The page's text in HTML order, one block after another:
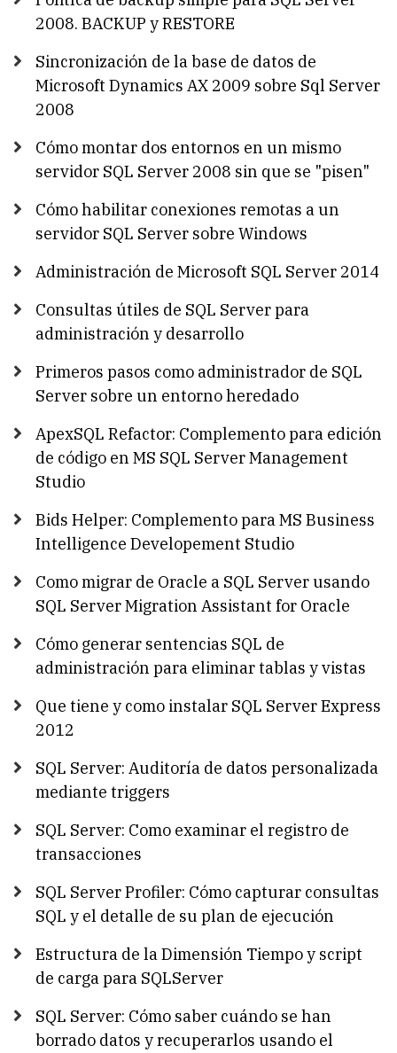
2008. BACKUP y RESTORE
Sincronización de la base de datos de
Microsoft Dynamics AX 2009 sobre Sql Server
2008
Cómo montar dos entornos en un mismo
servidor SQL Server 2008 sin que se "pisen"
Cómo habilitar conexiones remotas a un
servidor SQL Server sobre Windows
Administración de Microsoft SQL Server 2014
Consultas útiles de SQL Server para
administración y desarrollo
Primeros pasos como administrador de SQL
Server sobre un entorno heredado
ApexSQL Refactor: Complemento para edición
de código en MS SQL Server Management
Studio
Bids Helper: Complemento para MS Business
Intelligence Developement Studio
Como migrar de Oracle a SQL Server usando
SQL Server Migration Assistant for Oracle
Cómo generar sentencias SQL de
administración para eliminar tablas y vistas
Que tiene y como instalar SQL Server Express
2012
SQL Server: Auditoría de datos personalizada
mediante triggers
SQL Server: Como examinar el registro de
transacciones
SQL Server Profiler: Cómo capturar consultas
SQL y el detalle de su plan de ejecución
Estructura de la Dimensión Tiempo y script
de carga para SQLServer
SQL Server: Cómo saber cuándo se han
borrado datos y recuperarlos usando el